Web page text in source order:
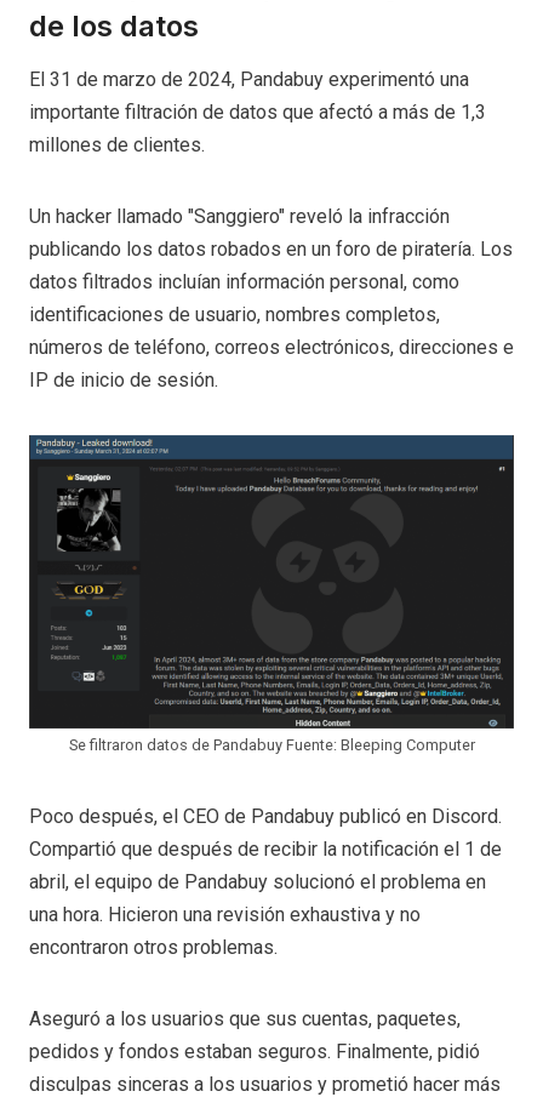
de los datos
El 31 de marzo de 2024, Pandabuy experimentó una
importante filtración de datos que afectó a más de 1,3
millones de clientes.
Un hacker llamado "Sanggiero" reveló la infracción
publicando los datos robados en un foro de piratería. Los
datos filtrados incluían información personal, como
identificaciones de usuario, nombres completos,
números de teléfono, correos electrónicos, direcciones e
IP de inicio de sesión.
Se filtraron datos de Pandabuy Fuente: Bleeping Computer
Poco después, el CEO de Pandabuy publicó en Discord.
Compartió que después de recibir la notificación el 1 de
abril, el equipo de Pandabuy solucionó el problema en
una hora. Hicieron una revisión exhaustiva y no
encontraron otros problemas.
Aseguró a los usuarios que sus cuentas, paquetes,
pedidos y fondos estaban seguros. Finalmente, pidió
disculpas sinceras a los usuarios y prometió hacer más